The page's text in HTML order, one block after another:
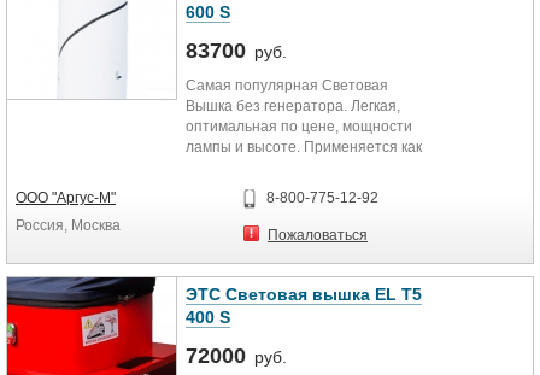
Световые указатели Светосигнальная арматура
Комплектующие к светотехнике Медиафасады и светодиодные экраны
Светодиодное освещение
Цена
Марка
600 S
83700 руб.
Самая популярная Световая
Вышка без генератора. Легкая,
оптимальная по цене, мощности
лампы и высоте. Применяется как
спасательных работ, так и для
отдыха на природе! Имейте в виду,
для работы в дали от сетей 220 В
не менее 1200 Вт.
Аварийная Осветительная
Установка (АОУ) без генератора.
ООО "Аргус-М"
Россия, Москва
8-800-775-12-92
Пожаловаться
ЭТС Световая вышка EL T5
400 S
72000 руб.